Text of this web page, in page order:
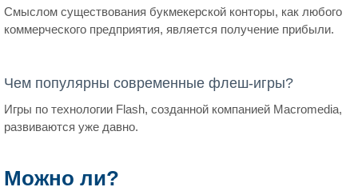
Смыслом существования букмекерской конторы, как любого
коммерческого предприятия, является получение прибыли.
Чем популярны современные флеш-игры?
Игры по технологии Flash, созданной компанией Macromedia,
развиваются уже давно.
Можно ли?